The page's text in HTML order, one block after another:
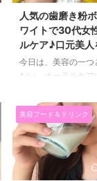
人気の歯磨き粉
ワイトで30代女
ルケア♪口元美人
今日は、美容の一つ
ない、オーラルケア
いで、メイクがきれ
汚いとぶち壊しです
は歯の曲がり角！ト
増！しっかりオーラ
３０代は歯の曲がり
いて、２０代まで
美容フード＆ドリンク